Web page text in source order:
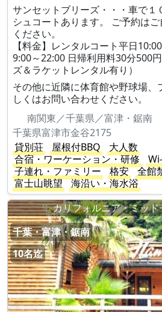
サンセットブリーズ・・・車で
シュコートあります。 ご予約は
ください。
【料金】レンタルコート平日
9:00～22:00 日帰利用料30分500
ズ＆ラケットレンタル有り）
その他に近隣に体育館や野球場、
しくはお問い合わせください。
南関東／千葉県／富津・鋸南
千葉県富津市金谷2175
貸別荘
屋根付BBQ
大人数
合宿・ワーケーション・研修
子連れ・ファミリー
格安 全館
富士山眺望
海沿い・海水浴
カリフォルニア・ミッ
千葉・富津・鋸南
10名迄